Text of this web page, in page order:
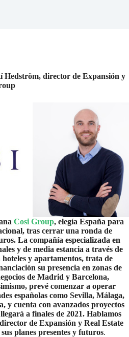
Hedström, director de Expansión y
Cosi Group, elegía España para
tras cerrar una ronda de
La compañía especializada en
y de media estancia a través de
y apartamentos, trata de
su presencia en zonas de
de Madrid y Barcelona,
prevé comenzar a operar
españolas como Sevilla, Málaga,
y cuenta con avanzados proyectos
a finales de 2021. Hablamos
de Expansión y Real Estate
planes presentes y futuros.